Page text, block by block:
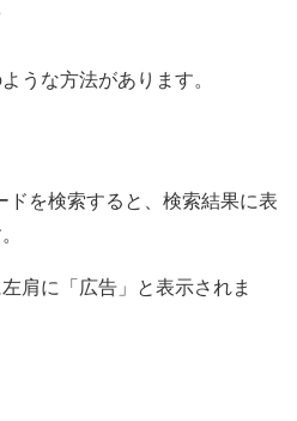
うな方法があります。
ドを検索すると、検索結果に表
肩に「広告」と表示されま